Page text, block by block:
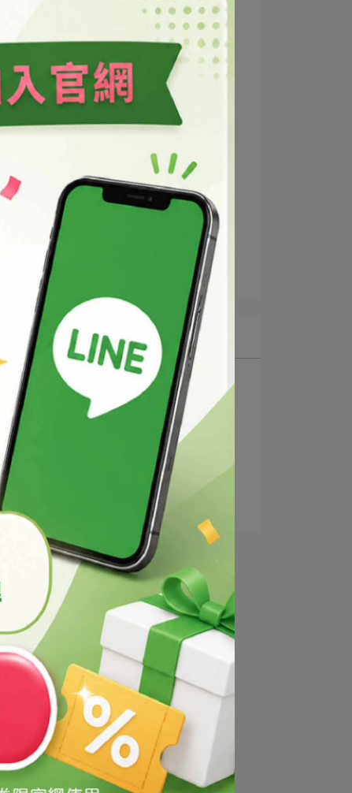
QQ卸妝凝膠
2025-01-12
最新文章
QQ卸妝凝膠
深層潤澤卸妝油
清爽卸妝水
溫和眼部卸妝液
卸妝乳液